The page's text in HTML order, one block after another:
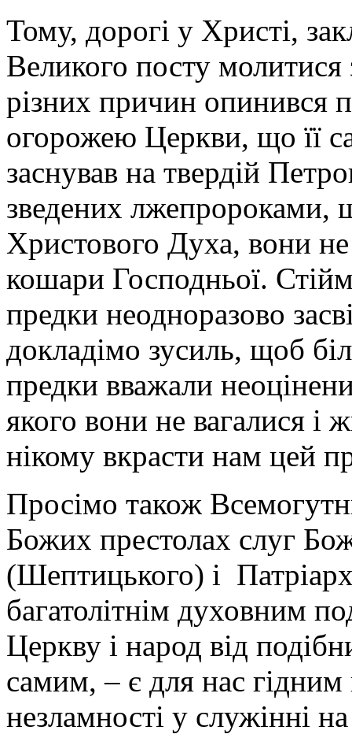
Тому, дорогі у Христі,
Великого посту молитися
різних причин опинився
огорожею Церкви, що її
заснував на твердій
зведених лжепророками,
Христового Духа, вони
кошари Господньої.
предки неодноразово
докладімо зусиль, щоб
предки вважали
якого вони не вагалися і
нікому вкрасти нам цей
Просімо також
Божих престолах слуг
(Шептицького) і
багатолітнім духовним
Церкву і народ від
самим, – є для нас
незламності у служінні